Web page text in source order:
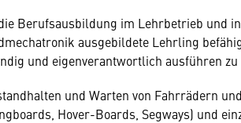
Berufsausbildung im Lehrbetrieb und
ausgebildete Lehrling
und eigenverantwortlich ausführen zu
und Warten von Fahrrädern
Hover-Boards, Segways) und